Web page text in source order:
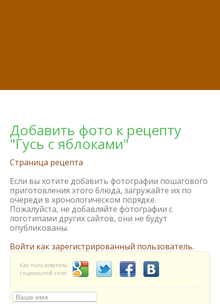
Добавить фото к рецепту
"Гусь с яблоками"
Страница рецепта
Если вы хотите добавить фотографии пошагового
приготовления этого блюда, загружайте их по
очереди в хронологическом порядке.
Пожалуйста, не добавляйте фотографии с
логотипами других сайтов, они не будут
опубликованы.
Войти как зарегистрированный пользователь.
Как пользователь
социальной сети